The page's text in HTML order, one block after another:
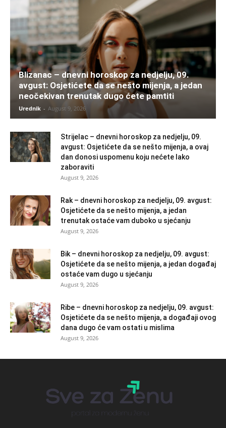
Blizanac – dnevni horoskop za nedjelju, 09.
avgust: Osjetićete da se nešto mijenja, a jedan
neočekivan trenutak dugo ćete pamtiti
Urednik - August 9, 2026
Strijelac – dnevni horoskop za nedjelju, 09.
avgust: Osjetićete da se nešto mijenja, a ovaj
dan donosi uspomenu koju nećete lako
zaboraviti
August 9, 2026
Rak – dnevni horoskop za nedjelju, 09. avgust:
Osjetićete da se nešto mijenja, a jedan
trenutak ostaće vam duboko u sjećanju
August 9, 2026
Bik – dnevni horoskop za nedjelju, 09. avgust:
Osjetićete da se nešto mijenja, a jedan događaj
ostaće vam dugo u sjećanju
August 9, 2026
Ribe – dnevni horoskop za nedjelju, 09. avgust:
Osjetićete da se nešto mijenja, a događaji ovog
dana dugo će vam ostati u mislima
August 9, 2026